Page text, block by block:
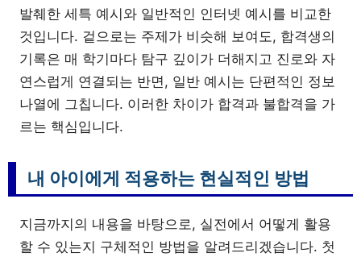
발췌한 세특 예시와 일반적인 인터넷 예시를 비교한
것입니다. 겉으로는 주제가 비슷해 보여도, 합격생의
기록은 매 학기마다 탐구 깊이가 더해지고 진로와 자
연스럽게 연결되는 반면, 일반 예시는 단편적인 정보
나열에 그칩니다. 이러한 차이가 합격과 불합격을 가
르는 핵심입니다.
내 아이에게 적용하는 현실적인 방법
지금까지의 내용을 바탕으로, 실전에서 어떻게 활용
할 수 있는지 구체적인 방법을 알려드리겠습니다. 첫